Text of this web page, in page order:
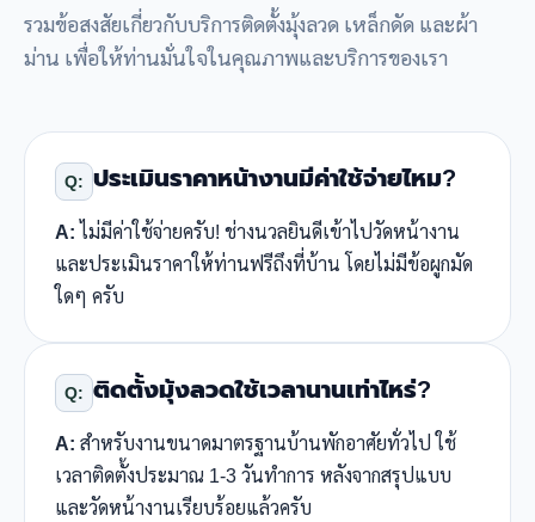
รวมข้อสงสัยเกี่ยวกับบริการติดตั้งมุ้งลวด เหล็กดัด และผ้า
ม่าน เพื่อให้ท่านมั่นใจในคุณภาพและบริการของเรา
Q: ประเมินราคาหน้างานมีค่าใช้จ่ายไหม?
A:ไม่มีค่าใช้จ่ายครับ! ช่างนวลยินดีเข้าไปวัดหน้างาน
และประเมินราคาให้ท่านฟรีถึงที่บ้าน โดยไม่มีข้อผูกมัด
ใดๆ ครับ
Q: ติดตั้งมุ้งลวดใช้เวลานานเท่าไหร่?
A: สำหรับงานขนาดมาตรฐานบ้านพักอาศัยทั่วไป ใช้
เวลาติดตั้งประมาณ 1-3 วันทำการ หลังจากสรุปแบบ
และวัดหน้างานเรียบร้อยแล้วครับ